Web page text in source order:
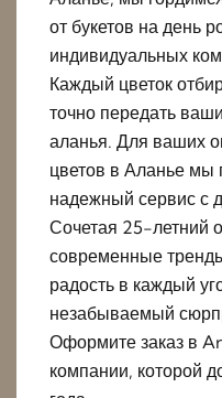
от букетов на день
индивидуальных
Каждый цветок
точно передать
аланья. Для ваших
цветов в Аланье мы
надежный сервис с
Сочетая 25-летний
современные
радость в каждый
незабываемый
Оформите заказ в
компании, которой